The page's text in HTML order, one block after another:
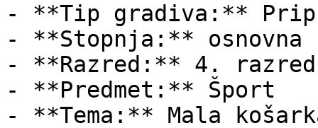
- **Tip gradiva:**
- **Stopnja:** osnovna
- **Razred:** 4. razred
- **Predmet:** Šport
- **Tema:** Mala